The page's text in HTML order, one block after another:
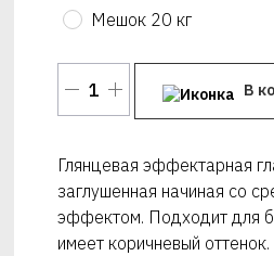
Мешок 20 кг
В
Глянцевая эффектарная
заглушенная начиная со
эффектом. Подходит для
имеет коричневый